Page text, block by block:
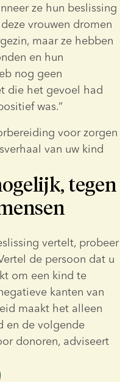
ze hun beslissing
vrouwen dromen
maar ze hebben
en hun
nog geen
die het gevoel had
was.”
voor zorgen
van uw kind
tegen
vertelt, probeer
de persoon dat u
om een kind te
kanten van
maakt het alleen
en de volgende
donoren, adviseert